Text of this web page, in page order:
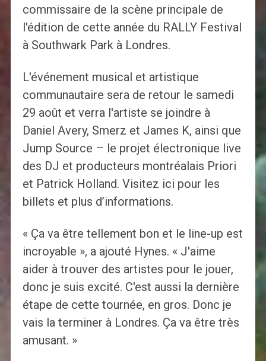
commissaire de la scène principale de
l'édition de cette année du RALLY Festival
à Southwark Park à Londres.
L'événement musical et artistique
communautaire sera de retour le samedi
29 août et verra l'artiste se joindre à
Daniel Avery, Smerz et James K, ainsi que
Jump Source – le projet électronique live
des DJ et producteurs montréalais Priori
et Patrick Holland. Visitez ici pour les
billets et plus d’informations.
« Ça va être tellement bon et le line-up est
incroyable », a ajouté Hynes. « J'aime
aider à trouver des artistes pour le jouer,
donc je suis excité. C'est aussi la dernière
étape de cette tournée, en gros. Donc je
vais la terminer à Londres. Ça va être très
amusant. »